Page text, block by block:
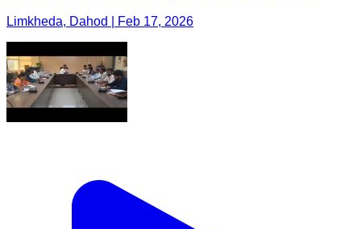
Limkheda, Dahod | Feb 17, 2026